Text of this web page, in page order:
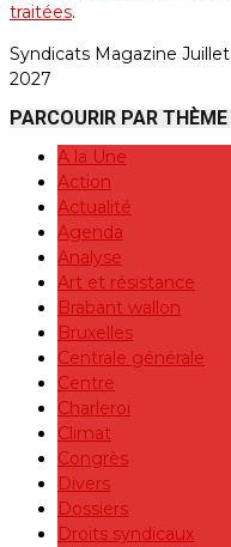
traitées.
Syndicats Magazine Juillet
2027
PARCOURIR PAR THÈME
A la Une
Action
Actualité
Agenda
Analyse
Art et résistance
Brabant wallon
Bruxelles
Centrale générale
Centre
Charleroi
Climat
Congrès
Divers
Dossiers
Droits syndicaux